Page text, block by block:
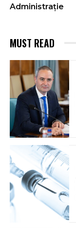
Administrație
MUST READ